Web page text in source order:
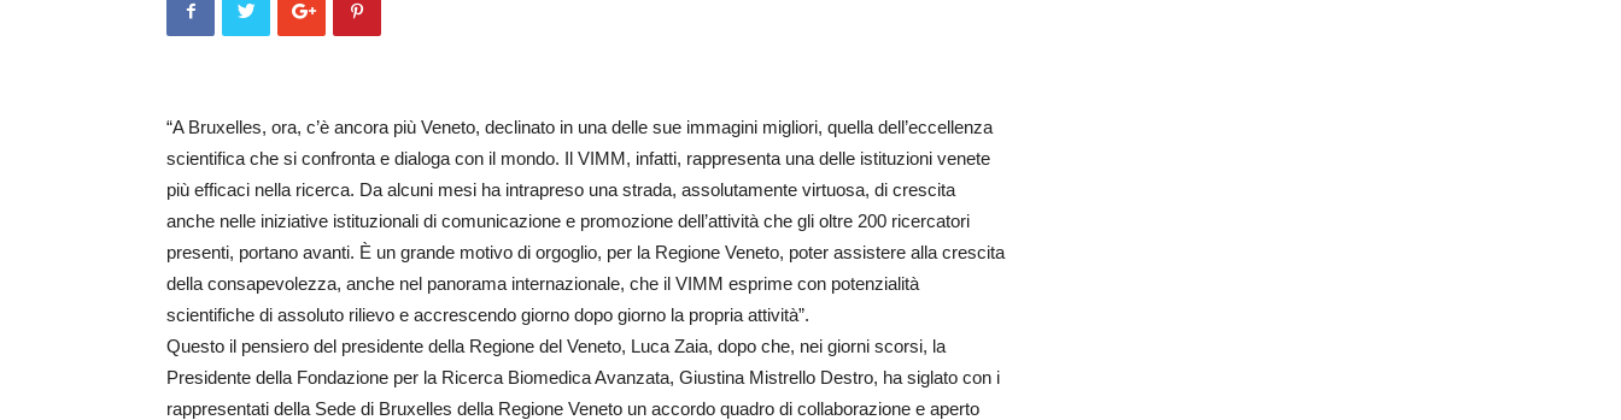
“A Bruxelles, ora, c’è ancora più Veneto, declinato in una delle sue immagini migliori, quella dell’eccellenza
scientifica che si confronta e dialoga con il mondo. Il VIMM, infatti, rappresenta una delle istituzioni venete
più efficaci nella ricerca. Da alcuni mesi ha intrapreso una strada, assolutamente virtuosa, di crescita
anche nelle iniziative istituzionali di comunicazione e promozione dell’attività che gli oltre 200 ricercatori
presenti, portano avanti. È un grande motivo di orgoglio, per la Regione Veneto, poter assistere alla crescita
della consapevolezza, anche nel panorama internazionale, che il VIMM esprime con potenzialità
scientifiche di assoluto rilievo e accrescendo giorno dopo giorno la propria attività”.
Questo il pensiero del presidente della Regione del Veneto, Luca Zaia, dopo che, nei giorni scorsi, la
Presidente della Fondazione per la Ricerca Biomedica Avanzata, Giustina Mistrello Destro, ha siglato con i
rappresentati della Sede di Bruxelles della Regione Veneto un accordo quadro di collaborazione e aperto